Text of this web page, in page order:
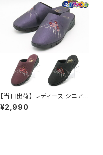
用 浴衣コーデ 夏祭り お祭り お
すすめ オシャレ
【当日出荷】 レディース シニア
サンダル つっかけ 防寒ヘップ
婦人7155 NEUSHI 日本製 発
¥2,990